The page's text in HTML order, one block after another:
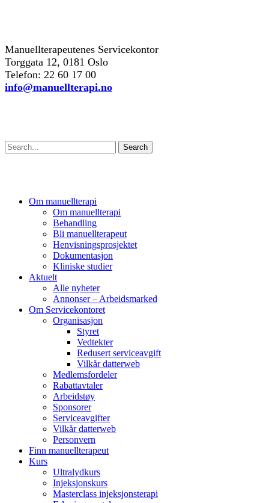
Manuellterapeutenes Servicekontor
Torggata 12, 0181 Oslo
Telefon: 22 60 17 00
info@manuellterapi.no
Search
Om manuellterapi
Om manuellterapi
Behandling
Bli manuellterapeut
Henvisningsprosjektet
Dokumentasjon
Kliniske studier
Aktuelt
Alle nyheter
Annonser – Arbeidsmarked
Om Servicekontoret
Organisasjon
Styret
Vedtekter
Redusert serviceavgift
Vilkår datterweb
Medlemsfordeler
Rabattavtaler
Arbeidstøy
Sponsorer
Serviceavgifter
Vilkår datterweb
Personvern
Finn manuellterapeut
Kurs
Ultralydkurs
Injeksjonskurs
Masterclass injeksjonsterapi